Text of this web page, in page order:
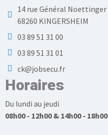
14 rue Général Noettinger
68260 KINGERSHEIM
03 89 51 31 00
03 89 51 31 01
ck@jobsecu.fr
Horaires
Du lundi au jeudi
08h00 - 12h00 & 14h00 - 18h00